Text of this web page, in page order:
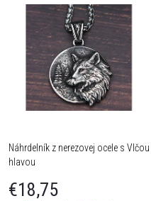
Náhrdelník z nerezovej ocele s Vlčou
hlavou
€18,75